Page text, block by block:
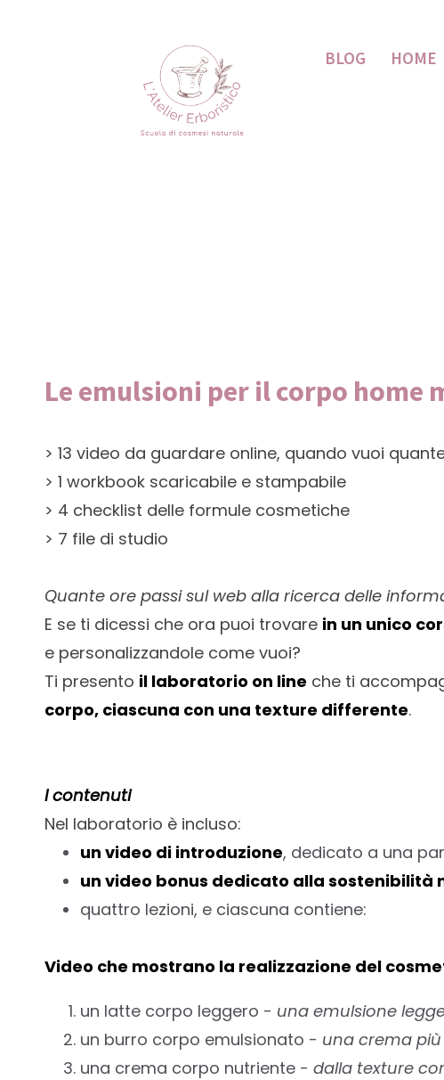
BLOG HOME
Le emulsioni per il corpo home
> 13 video da guardare online, quando vuoi
> 1 workbook scaricabile e stampabile
> 4 checklist delle formule cosmetiche
> 7 file di studio
Quante ore passi sul web alla ricerca delle
E se ti dicessi che ora puoi trovare in un unico
e personalizzandole come vuoi?
Ti presento il laboratorio on line che ti
corpo, ciascuna con una texture differente.
I contenuti
Nel laboratorio è incluso:
un video di introduzione, dedicato a una
un video bonus dedicato alla sostenibilità
quattro lezioni, e ciascuna contiene:
Video che mostrano la realizzazione del
un latte corpo leggero - una emulsione
un burro corpo emulsionato - una crema
una crema corpo nutriente - dalla texture